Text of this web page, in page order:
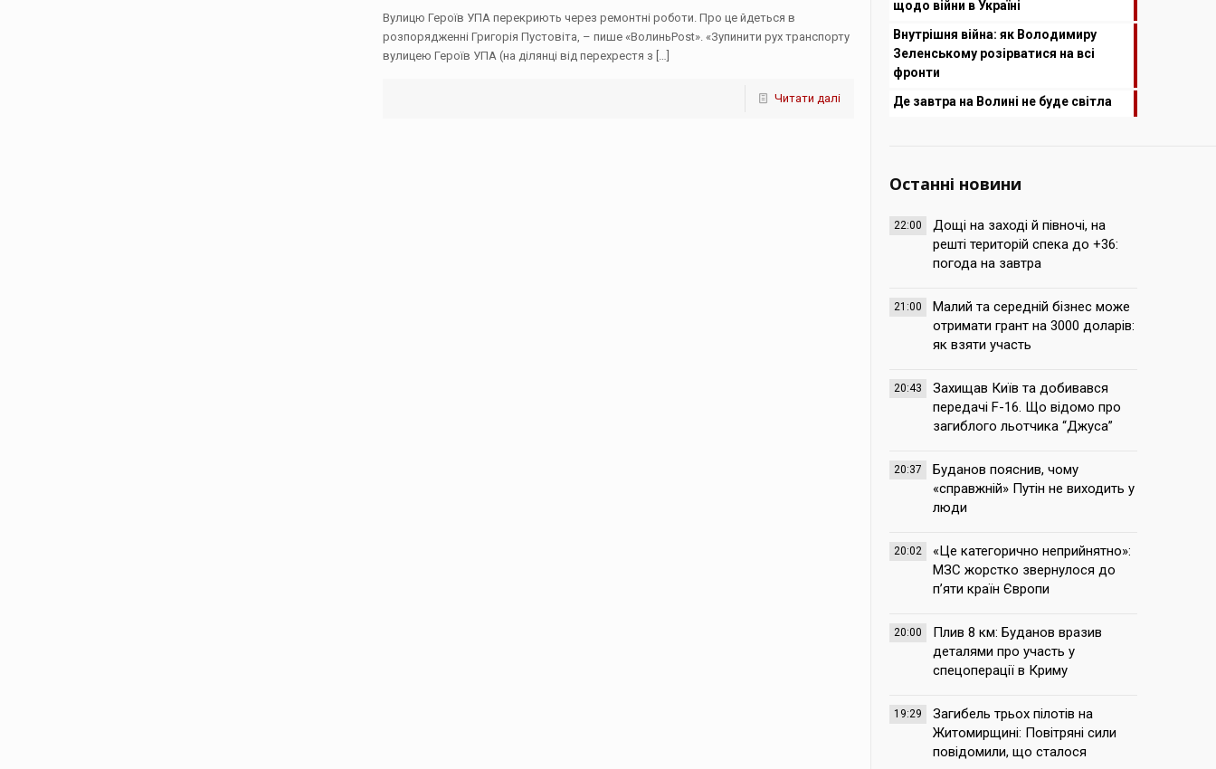
Вулицю Героїв УПА перекриють через ремонтні роботи. Про це йдеться в
розпорядженні Григорія Пустовіта, – пише «ВолиньPost». «Зупинити рух транспорту
вулицею Героїв УПА (на ділянці від перехрестя з […]
Читати далі
щодо війни в Україні
Внутрішня війна: як Володимиру
Зеленському розірватися на всі
фронти
Де завтра на Волині не буде світла
Останні новини
22:00
Дощі на заході й півночі, на
решті територій спека до +36:
погода на завтра
21:00
Малий та середній бізнес може
отримати грант на 3000 доларів:
як взяти участь
20:43
Захищав Київ та добивався
передачі F-16. Що відомо про
загиблого льотчика “Джуса”
20:37
Буданов пояснив, чому
«справжній» Путін не виходить у
люди
20:02
«Це категорично неприйнятно»:
МЗС жорстко звернулося до
п’яти країн Європи
20:00
Плив 8 км: Буданов вразив
деталями про участь у
спецоперації в Криму
19:29
Загибель трьох пілотів на
Житомирщині: Повітряні сили
повідомили, що сталося